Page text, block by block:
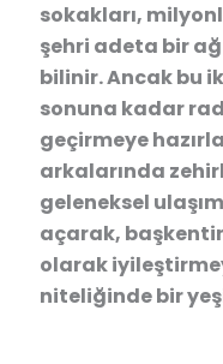
sokakları,
şehri adeta bir
bilinir. Ancak bu
sonuna kadar
geçirmeye
arkalarında
geleneksel
açarak,
olarak
niteliğinde bir